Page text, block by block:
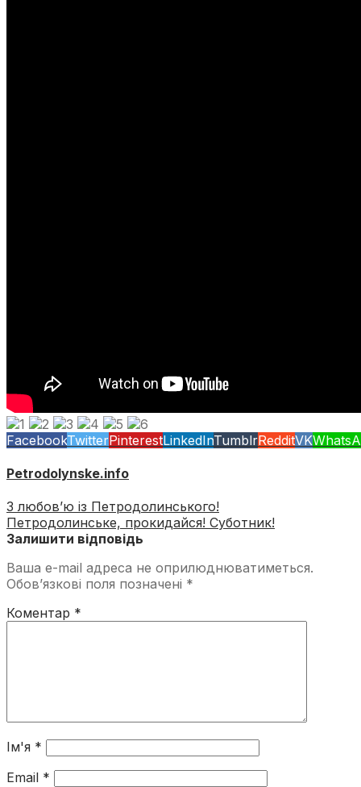
FacebookTwitterPinterestLinkedInTumblrRedditVK
Petrodolynske.info
З любов’ю із Петродолинського!
Петродолинське, прокидайся! Суботник!
Залишити відповідь
Ваша e-mail адреса не оприлюднюватиметься.
Обов’язкові поля позначені *
Коментар *
Ім'я *
Email *